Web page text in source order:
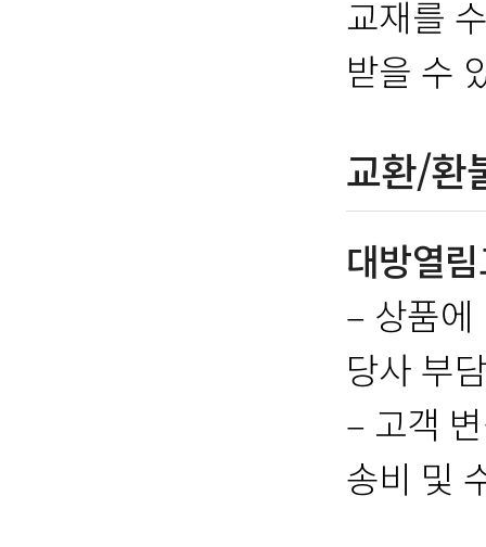
교재를
받을 수
교환/환
대방열
– 상품
당사 부
– 고객
송비 및